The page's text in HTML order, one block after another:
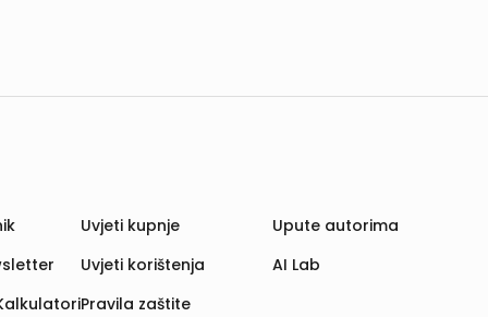
Uvjeti kupnje
Uvjeti korištenja
Pravila zaštite
Upute autorima
AI Lab